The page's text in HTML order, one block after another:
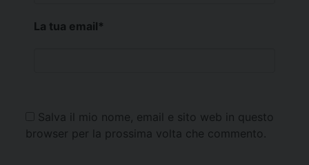
La tua email*
Salva il mio nome, email e sito web in questo
browser per la prossima volta che commento.